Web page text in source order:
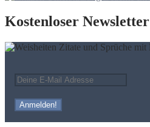
Kostenloser Newsletter